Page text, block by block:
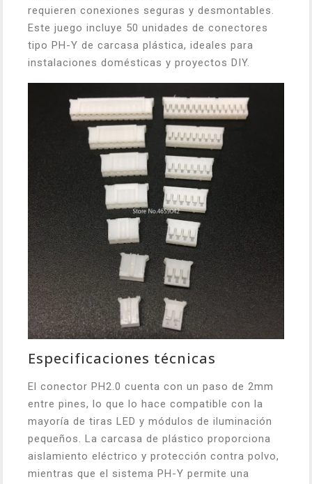
requieren conexiones seguras y desmontables.
Este juego incluye 50 unidades de conectores
tipo PH-Y de carcasa plástica, ideales para
instalaciones domésticas y proyectos DIY.
Especificaciones técnicas
El conector PH2.0 cuenta con un paso de 2mm
entre pines, lo que lo hace compatible con la
mayoría de tiras LED y módulos de iluminación
pequeños. La carcasa de plástico proporciona
aislamiento eléctrico y protección contra polvo,
mientras que el sistema PH-Y permite una